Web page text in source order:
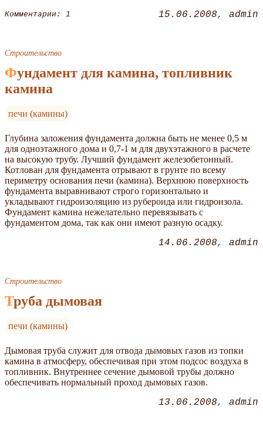
Комментарии: 1 15.06.2008 admin
Строительство
Фундамент для камина, топливник
камина
печи (камины)
Глубина заложения фундамента должна быть не менее 0,5 м
для одноэтажного дома и 0,7-1 м для двухэтажного в расчете
на высокую трубу. Лучший фундамент железобетонный.
Котлован для фундамента отрывают в грунте по всему
периметру основания печи (камина). Верхнюю поверхность
фундамента выравнивают строго горизонтально и
укладывают гидроизоляцию из рубероида или гидроизола.
Фундамент камина нежелательно перевязывать с
фундаментом дома, так как они имеют разную осадку.
14.06.2008 admin
Строительство
Труба дымовая
печи (камины)
Дымовая труба служит для отвода дымовых газов из топки
камина в атмосферу, обеспечивая при этом подсос воздуха в
топливник. Внутреннее сечение дымовой трубы должно
обеспечивать нормальный проход дымовых газов.
13.06.2008 admin